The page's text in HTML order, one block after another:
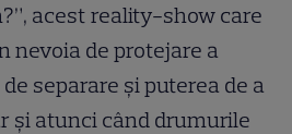
acest reality-show care
nevoia de protejare a
separare și puterea de a
și atunci când drumurile